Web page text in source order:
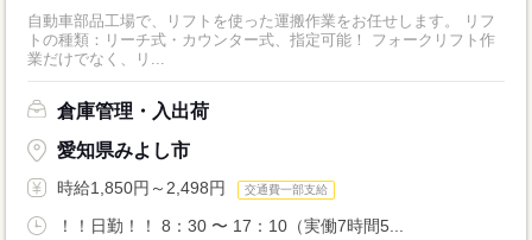
自動車部品工場で、リフトを使った運搬作業をお任せします。 リフ
トの種類：リーチ式・カウンター式、指定可能！ フォークリフト作
業だけでなく、リ...
倉庫管理・入出荷
愛知県みよし市
時給1,850円～2,498円 交通費一部支給
！！日勤！！ 8：30 〜 17：10（実働7時間5...